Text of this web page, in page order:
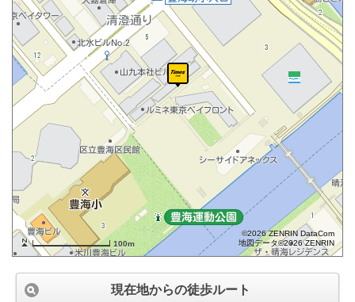
100m
©2026 ZENRIN DataCom
地図データ©2026 ZENRIN
現在地からの徒歩ルート